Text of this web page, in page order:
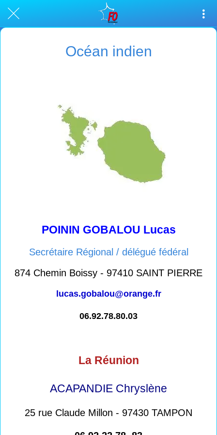
Océan indien
POININ GOBALOU Lucas
Secrétaire Régional / délégué fédéral
874 Chemin Boissy - 97410 SAINT PIERRE
lucas.gobalou@orange.fr
06.92.78.80.03
La Réunion
ACAPANDIE Chryslène
25 rue Claude Millon - 97430 TAMPON